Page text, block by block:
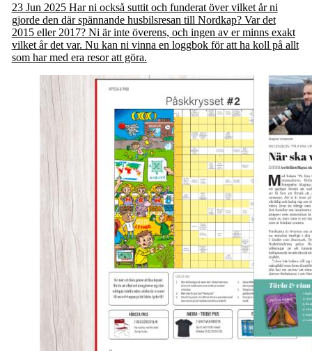
23 Jun 2025 Har ni också suttit och funderat över vilket år ni
gjorde den där spännande husbils­resan till Nordkap? Var det
2015 eller 2017? Ni är inte överens, och ingen av er minns exakt
vilket år det var. Nu kan ni vinna en loggbok för att ha koll på allt
som har med era resor att göra.